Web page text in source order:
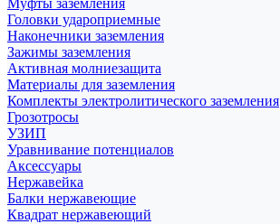
Муфты заземления
Головки удароприемные
Наконечники заземления
Зажимы заземления
Активная молниезащита
Материалы для заземления
Комплекты электролитического заземления
Грозотросы
УЗИП
Уравнивание потенциалов
Аксессуары
Нержавейка
Балки нержавеющие
Квадрат нержавеющий